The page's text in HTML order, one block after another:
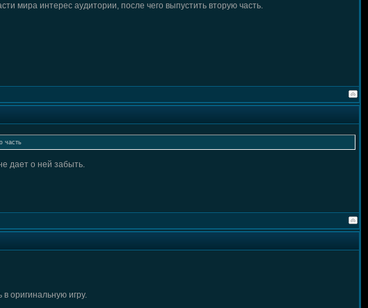
мира интерес аудитории, после чего выпустить вторую часть.
часть
дает о ней забыть.
оригинальную игру.